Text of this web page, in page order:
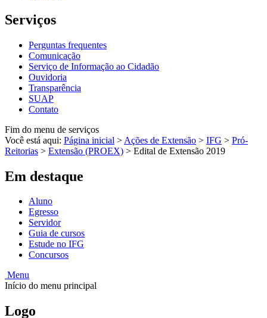
Serviços
Perguntas frequentes
Comunicação
Serviço de Informação ao Cidadão
Ouvidoria
Transparência
SUAP
Contato
Fim do menu de serviços
Você está aqui: Página inicial > Ações de Extensão > IFG > Pró-
Reitorias > Extensão (PROEX) > Edital de Extensão 2019
Em destaque
Aluno
Egresso
Servidor
Guia de cursos
Estude no IFG
Concursos
Menu
Início do menu principal
Logo